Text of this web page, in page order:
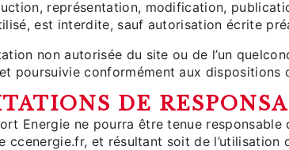
représentation, modification,
est interdite, sauf autorisation écrite
non autorisée du site ou de l’un
poursuivie conformément aux
DE
Energie ne pourra être tenue
ccenergie.fr, et résultant soit de